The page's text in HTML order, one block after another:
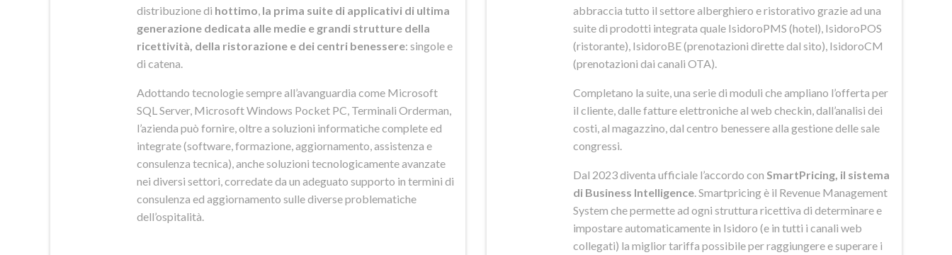
distribuzione di hottimo la prima suite di applicativi di ultima
generazione dedicata alle medie e grandi strutture della
ricettività, della ristorazione e dei centri benessere: singole e
di catena.
Adottando tecnologie sempre all’avanguardia come Microsoft
SQL Server, Microsoft Windows Pocket PC, Terminali Orderman,
l’azienda può fornire, oltre a soluzioni informatiche complete ed
integrate (software, formazione, aggiornamento, assistenza e
consulenza tecnica), anche soluzioni tecnologicamente avanzate
nei diversi settori, corredate da un adeguato supporto in termini di
consulenza ed aggiornamento sulle diverse problematiche
dell’ospitalità.
abbraccia tutto il settore alberghiero e ristorativo grazie ad una
suite di prodotti integrata quale IsidoroPMS (hotel), IsidoroPOS
(ristorante), IsidoroBE (prenotazioni dirette dal sito), IsidoroCM
(prenotazioni dai canali OTA).
Completano la suite, una serie di moduli che ampliano l’offerta per
il cliente, dalle fatture elettroniche al web checkin, dall’analisi dei
costi, al magazzino, dal centro benessere alla gestione delle sale
congressi.
Dal 2023 diventa ufficiale l’accordo con SmartPricing, il sistema
di Business Intelligence . Smartpricing è il Revenue Management
System che permette ad ogni struttura ricettiva di determinare e
impostare automaticamente in Isidoro (e in tutti i canali web
collegati) la miglior tariffa possibile per raggiungere e superare i